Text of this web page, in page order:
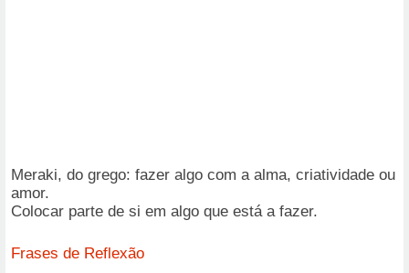
Meraki, do grego: fazer algo com a alma, criatividade ou
amor.
Colocar parte de si em algo que está a fazer.
Frases de Reflexão